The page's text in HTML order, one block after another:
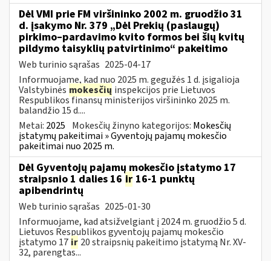
Dėl VMI prie FM viršininko 2002 m. gruodžio 31
d. įsakymo Nr. 379 „Dėl Prekių (paslaugų)
pirkimo–pardavimo kvito formos bei šių kvitų
pildymo taisyklių patvirtinimo“ pakeitimo
Web turinio sąrašas 2025-04-17
Informuojame, kad nuo 2025 m. gegužės 1 d. įsigalioja
Valstybinės mokesčių inspekcijos prie Lietuvos
Respublikos finansų ministerijos viršininko 2025 m.
balandžio 15 d....
Metai: 2025 Mokesčių žinyno kategorijos: Mokesčių
įstatymų pakeitimai » Gyventojų pajamų mokesčio
pakeitimai nuo 2025 m.
Dėl Gyventojų pajamų mokesčio įstatymo 17
straipsnio 1 dalies 16 ir 16-1 punktų
apibendrintų
Web turinio sąrašas 2025-01-30
Informuojame, kad atsižvelgiant į 2024 m. gruodžio 5 d.
Lietuvos Respublikos gyventojų pajamų mokesčio
įstatymo 17 ir 20 straipsnių pakeitimo įstatymą Nr. XV-
32, parengtas...